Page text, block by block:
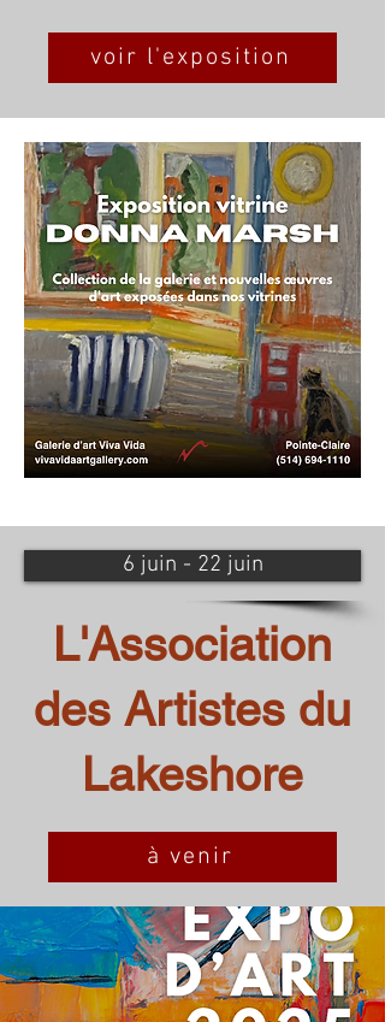
voir l'exposition
6 juin - 22 juin
L'Association
des Artistes du
Lakeshore
à venir